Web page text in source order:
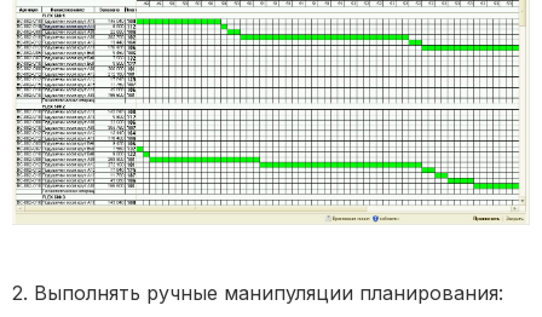
2. Выполнять ручные манипуляции планирования: